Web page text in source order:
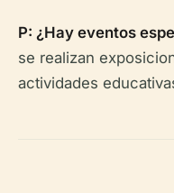
P: ¿Hay eventos
se realizan
actividades